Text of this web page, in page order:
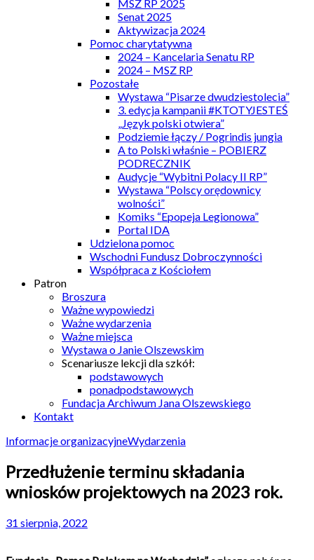
MSZ RP 2025
Senat 2025
Aktywizacja 2024
Pomoc charytatywna
2024 – Kancelaria Senatu RP
2024 – MSZ RP
Pozostałe
Wystawa “Pisarze dwudziestolecia”
3. edycja kampanii #KTOTYJESTEŚ
„Język polski otwiera”
Podziemie łączy / Pogrindis jungia
A to Polski właśnie – POBIERZ
PODRECZNIK
Audycje “Wybitni Polacy II RP”
Wystawa “Polscy orędownicy
wolności”
Komiks “Epopeja Legionowa”
Portal IDA
Udzielona pomoc
Wschodni Fundusz Dobroczynności
Współpraca z Kościołem
Patron
Broszura
Ważne wypowiedzi
Ważne wydarzenia
Ważne miejsca
Wystawa o Janie Olszewskim
Scenariusze lekcji dla szkół:
podstawowych
ponadpodstawowych
Fundacja Archiwum Jana Olszewskiego
Kontakt
Informacje organizacyjneWydarzenia
Przedłużenie terminu składania
wniosków projektowych na 2023 rok.
31 sierpnia, 2022